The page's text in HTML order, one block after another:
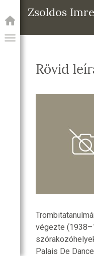
Zsoldos Imre
Rövid
végezte
Palais De